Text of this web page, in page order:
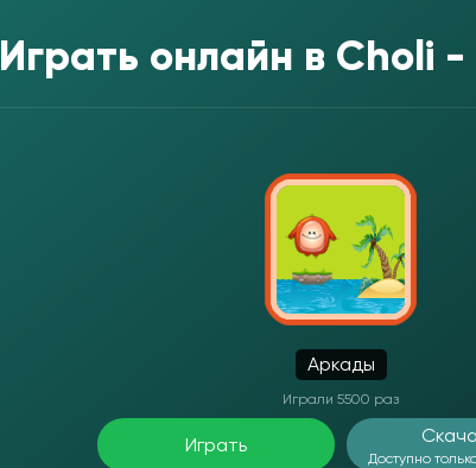
Играть онлайн в Choli -
Аркады
Играли 5500 раз
Играть
Доступно